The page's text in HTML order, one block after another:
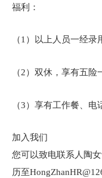
福利：
（1）以上人员一经录
（2）双休，享有五险
（3）享有工作餐、
加入我们
您可以致电联系人陶
历至